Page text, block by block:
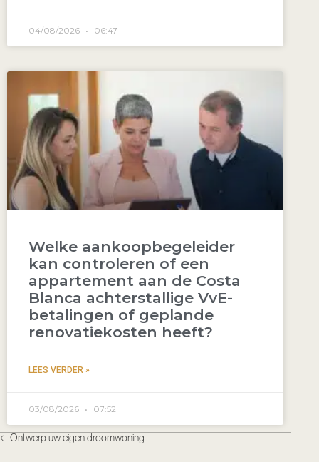
04/08/2026 06:47
Welke aankoopbegeleider
kan controleren of een
appartement aan de Costa
Blanca achterstallige VvE-
betalingen of geplande
renovatiekosten heeft?
LEES VERDER »
03/08/2026 07:52
←Ontwerp uw eigen droomwoning